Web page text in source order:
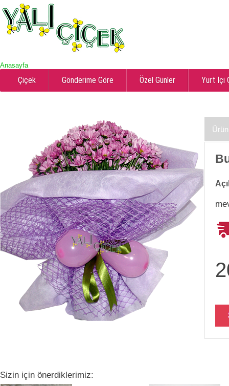
Anasayfa
Çiçek Gönderime Göre Özel Günler Yurt İçi
Sizin için önerdiklerimiz: